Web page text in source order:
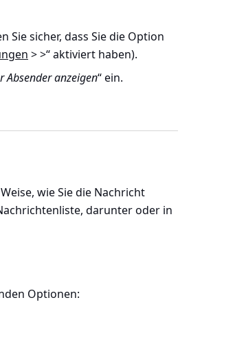
Sie sicher, dass Sie die Option
> >“ aktiviert haben).
Absender anzeigen“ ein.
wie Sie die Nachricht
darunter oder in
Optionen: